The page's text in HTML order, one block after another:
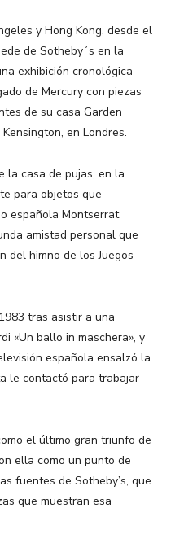
y Hong Kong, desde el
de Sotheby´s en la
exhibición cronológica
de Mercury con piezas
de su casa Garden
en Londres.
la casa de pujas, en la
para objetos que
española Montserrat
amistad personal que
del himno de los Juegos
tras asistir a una
«Un ballo in maschera», y
española ensalzó la
le contactó para trabajar
el último gran triunfo de
ella como un punto de
fuentes de Sotheby’s, que
que muestran esa